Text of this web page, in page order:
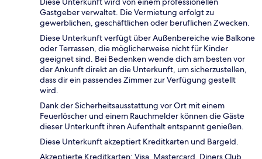
Gastgeber verwaltet. Die Vermietung erfolgt zu
gewerblichen, geschäftlichen oder beruflichen Zwecken.
Diese Unterkunft verfügt über Außenbereiche wie Balkone
oder Terrassen, die möglicherweise nicht für Kinder
geeignet sind. Bei Bedenken wende dich am besten vor
der Ankunft direkt an die Unterkunft, um sicherzustellen,
dass dir ein passendes Zimmer zur Verfügung gestellt
wird.
Dank der Sicherheitsausstattung vor Ort mit einem
Feuerlöscher und einem Rauchmelder können die Gäste
dieser Unterkunft ihren Aufenthalt entspannt genießen.
Diese Unterkunft akzeptiert Kreditkarten und Bargeld.
Akzeptierte Kreditkarten: Visa, Mastercard, Diners Club